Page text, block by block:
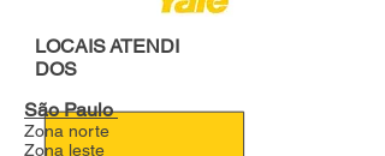
LOCAISATENDI
DOS
São Paulo
Zona norte
Zona leste